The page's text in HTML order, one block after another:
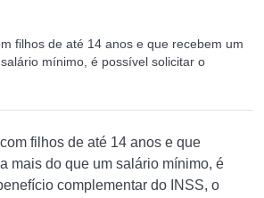
filhos de até 14 anos e que recebem um
mínimo, é possível solicitar o
filhos de até 14 anos e que
mais do que um salário mínimo, é
complementar do INSS, o